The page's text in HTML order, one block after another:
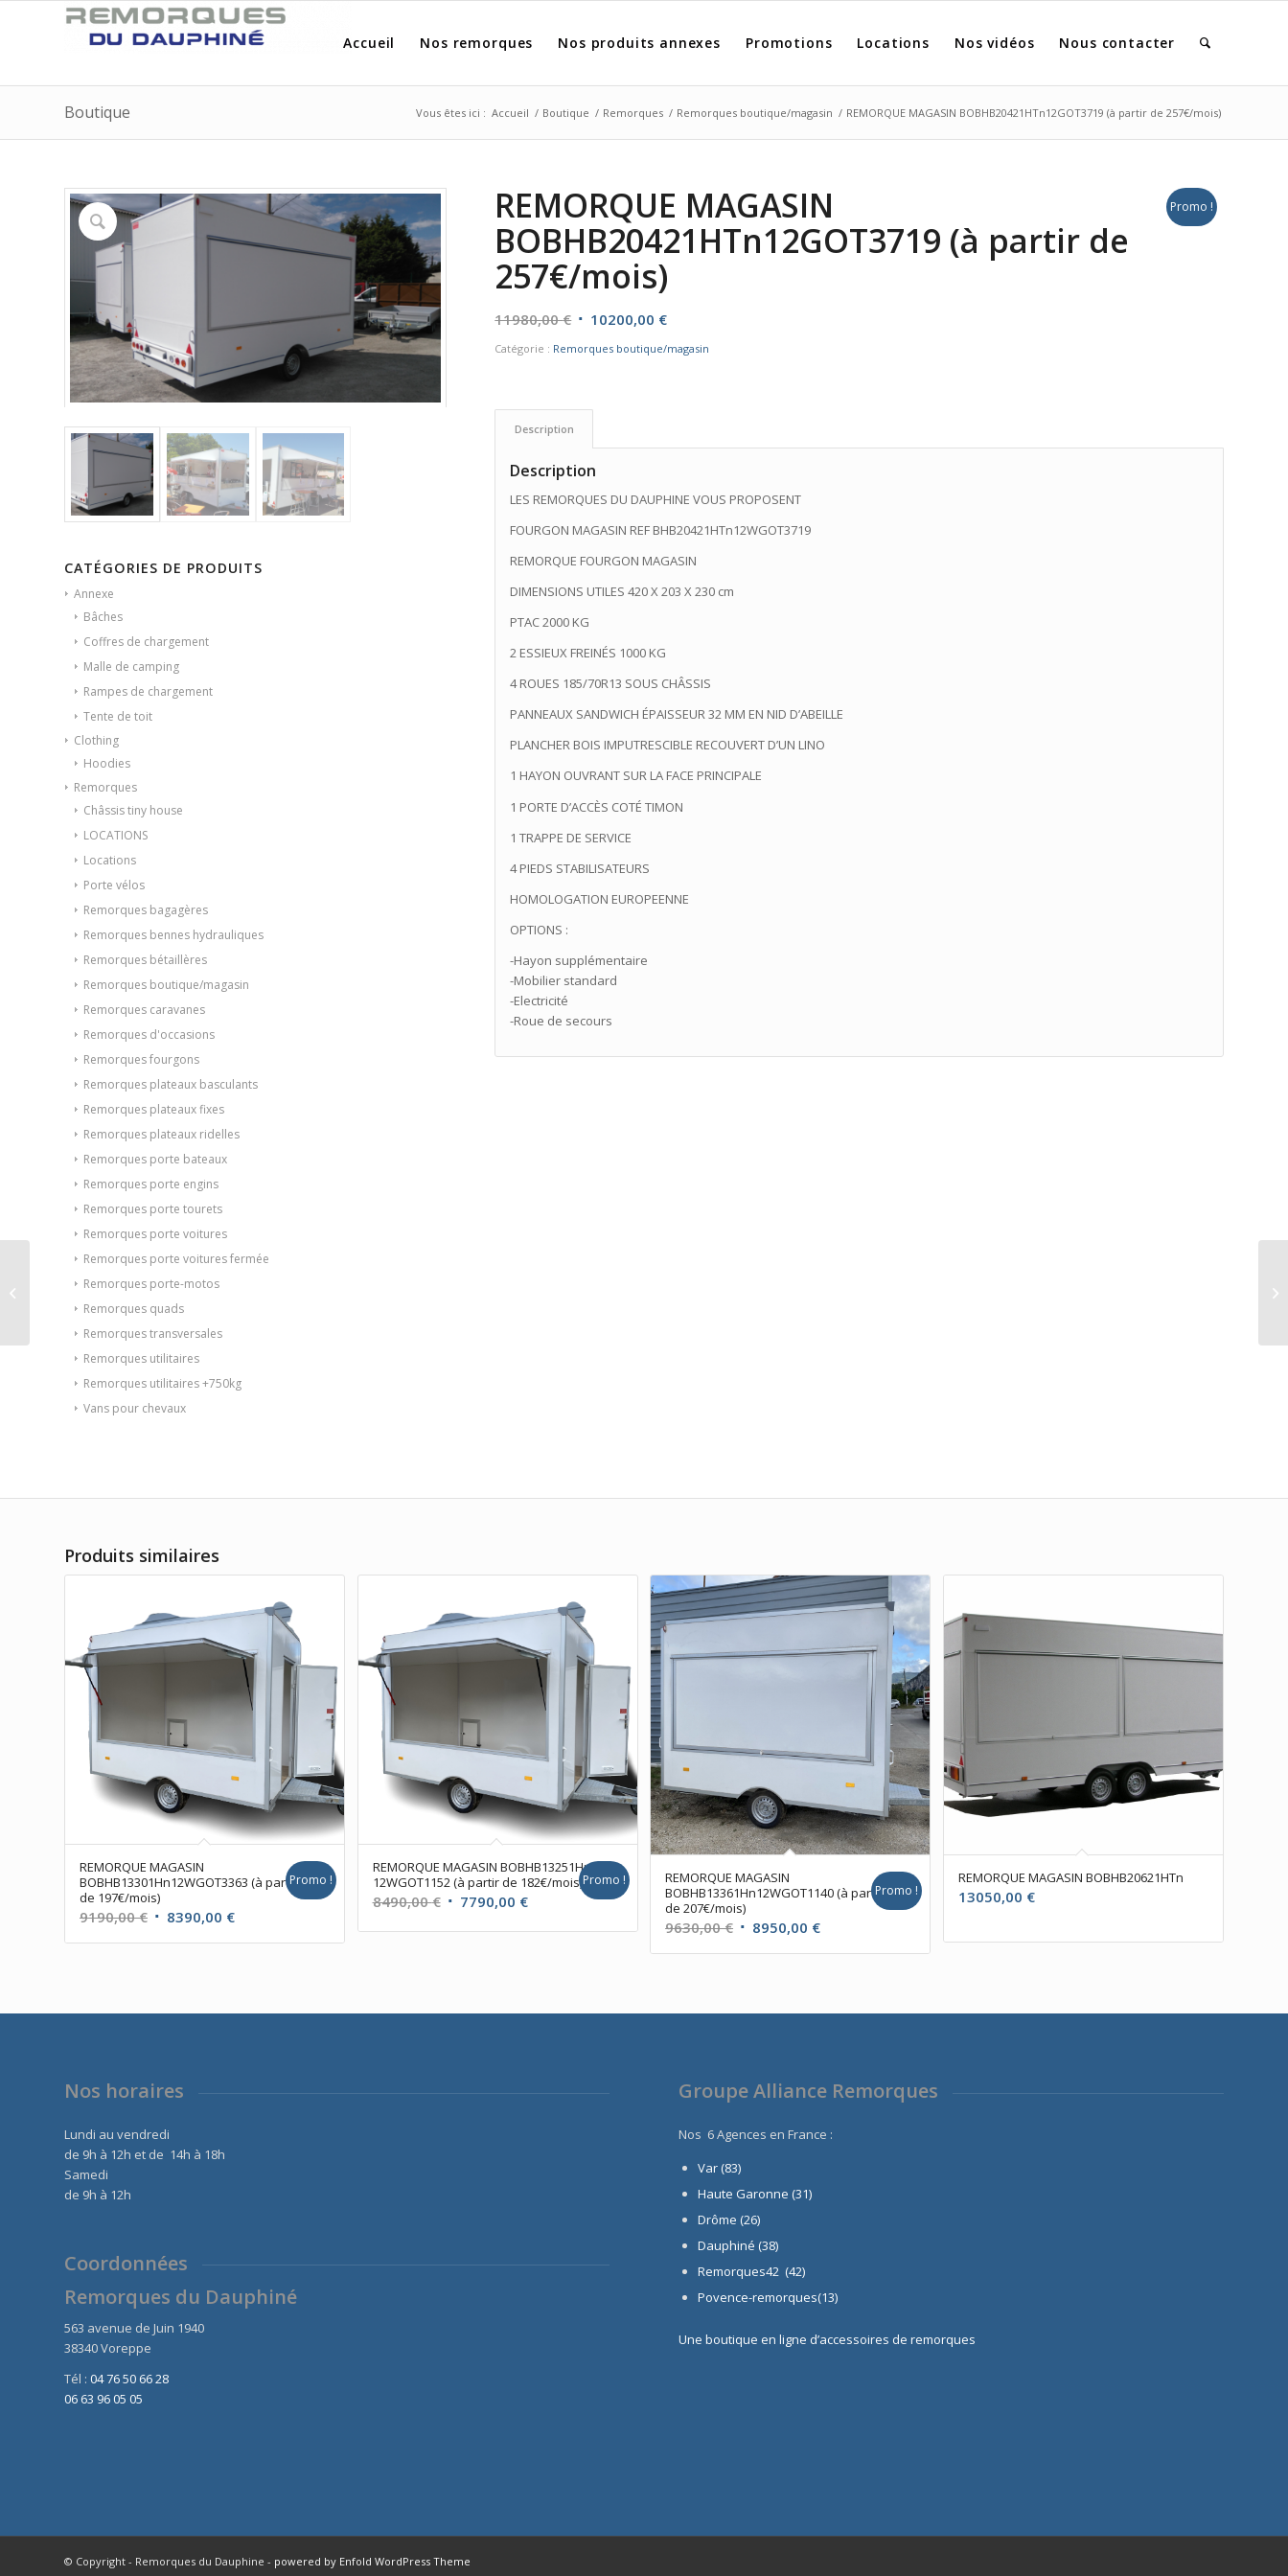
Accueil Nos remorques Nos produits annexes Promotions Locations Nos vidéos Nous contacter
Boutique Vous êtes ici : Accueil / Boutique / Remorques / Remorques boutique/magasin / REMORQUE MAGASIN BOBHB20421HTn12GOT3719 (à partir de 257€/mois)
Promo !
CATÉGORIES DE PRODUITS
Annexe
Bâches
Coffres de chargement
Malle de camping
Rampes de chargement
Tente de toit
Clothing
Hoodies
Remorques
Châssis tiny house
LOCATIONS
Locations
Porte vélos
Remorques bagagères
Remorques bennes hydrauliques
Remorques bétaillères
Remorques boutique/magasin
Remorques caravanes
Remorques d'occasions
Remorques fourgons
Remorques plateaux basculants
Remorques plateaux fixes
Remorques plateaux ridelles
Remorques porte bateaux
Remorques porte engins
Remorques porte tourets
Remorques porte voitures
Remorques porte voitures fermée
Remorques porte-motos
Remorques quads
Remorques transversales
Remorques utilitaires
Remorques utilitaires +750kg
Vans pour chevaux
REMORQUE MAGASIN
BOBHB20421HTn12GOT3719 (à partir de
257€/mois)
11980,00€ Le
11980,00 €.
10200,00 €Le
prix
Catégorie : Remorques boutique/magasin
Description
Description
LES REMORQUES DU DAUPHINE VOUS PROPOSENT
FOURGON MAGASIN REF BHB20421HTn12WGOT3719
REMORQUE FOURGON MAGASIN
DIMENSIONS UTILES 420 X 203 X 230 cm
PTAC 2000 KG
2 ESSIEUX FREINÉS 1000 KG
4 ROUES 185/70R13 SOUS CHÂSSIS
PANNEAUX SANDWICH ÉPAISSEUR 32 MM EN NID D’ABEILLE
PLANCHER BOIS IMPUTRESCIBLE RECOUVERT D’UN LINO
1 HAYON OUVRANT SUR LA FACE PRINCIPALE
1 PORTE D’ACCÈS COTÉ TIMON
1 TRAPPE DE SERVICE
4 PIEDS STABILISATEURS
HOMOLOGATION EUROPEENNE
OPTIONS :
-Hayon supplémentaire
-Mobilier standard
-Electricité
-Roue de secours
Produits similaires
REMORQUE MAGASIN
BOBHB13301Hn12WGOT3363 (à partir
de 197€/mois)
9190,00€ Le
prix
8390,00 €Le
prix
Promo !
REMORQUE MAGASIN BOBHB13251Hn
12WGOT1152 (à partir de 182€/mois)
8490,00€ Le 7790,00 €Le
Promo !
REMORQUE MAGASIN
BOBHB13361Hn12WGOT1140 (à partir
de 207€/mois)
9630,00€ Le
prix
9630,00 €.
8950,00 €Le
prix
8950,00 €.
Promo !
REMORQUE MAGASIN BOBHB20621HTn
13050,00 €
Nos horaires
Lundi au vendredi
de 9h à 12h et de 14h à 18h
Samedi
de 9h à 12h
Coordonnées
Remorques du Dauphiné
563 avenue de Juin 1940
38340 Voreppe
Tél : 04 76 50 66 28
06 63 96 05 05
Groupe Alliance Remorques
Nos 6 Agences en France :
Var (83)
Haute Garonne (31)
Drôme (26)
Dauphiné (38)
Remorques42 (42)
Povence-remorques(13)
Une boutique en ligne d’accessoires de remorques
© Copyright - Remorques du Dauphine - powered by Enfold WordPress Theme
REMORQUE MAGASIN
BOBHB13362HGn12WGOT1127
(à partir de 219€/mois)